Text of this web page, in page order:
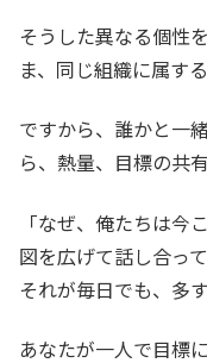
そうした異なる個性
ま、同じ組織に属す
ですから、誰かと一
ら、熱量、目標の共
「なぜ、俺たちは今
図を広げて話し合っ
それが毎日でも、多
あなたが一人で目標